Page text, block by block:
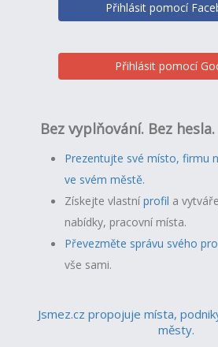
Přihlásit pomocí
Přihlásit pomocí
Bez vyplňování. Bez
Prezentujte své místo, firmu
ve svém městě.
Získejte vlastníprofil a v
nabídky, pracovní místa.
Převezměte správu svého
vše sami.
Jsmez.cz propojuje místa,
městy.